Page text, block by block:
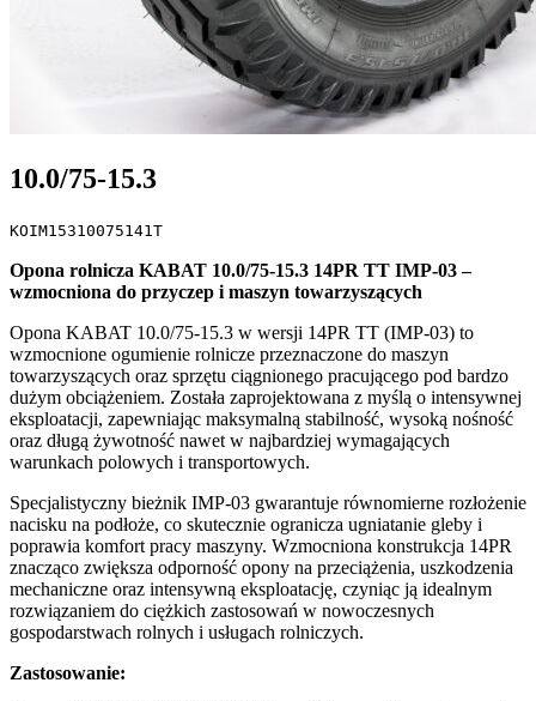
10.0/75-15.3
KOIM15310075141T
Opona rolnicza KABAT 10.0/75-15.3 14PR TT IMP-03 –
wzmocniona do przyczep i maszyn towarzyszących
Opona KABAT 10.0/75-15.3 w wersji 14PR TT (IMP-03) to
wzmocnione ogumienie rolnicze przeznaczone do maszyn
towarzyszących oraz sprzętu ciągnionego pracującego pod bardzo
dużym obciążeniem. Została zaprojektowana z myślą o intensywnej
eksploatacji, zapewniając maksymalną stabilność, wysoką nośność
oraz długą żywotność nawet w najbardziej wymagających
warunkach polowych i transportowych.
Specjalistyczny bieżnik IMP-03 gwarantuje równomierne rozłożenie
nacisku na podłoże, co skutecznie ogranicza ugniatanie gleby i
poprawia komfort pracy maszyny. Wzmocniona konstrukcja 14PR
znacząco zwiększa odporność opony na przeciążenia, uszkodzenia
mechaniczne oraz intensywną eksploatację, czyniąc ją idealnym
rozwiązaniem do ciężkich zastosowań w nowoczesnych
gospodarstwach rolnych i usługach rolniczych.
Zastosowanie: